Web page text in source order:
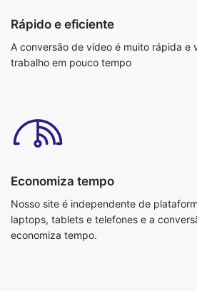
Rápido e eficiente
A conversão de vídeo é muito rápida e
trabalho em pouco tempo
Economiza tempo
Nosso site é independente de
laptops, tablets e telefones e a
economiza tempo.